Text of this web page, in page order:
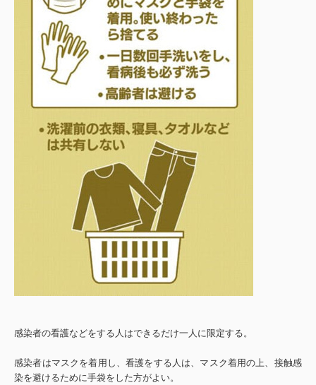
感染者の看護などをする人はできるだけ一人に限定する。
感染者はマスクを着用し、看護をする人は、マスク着用の上、接触感
染を避けるために手袋をした方がよい。